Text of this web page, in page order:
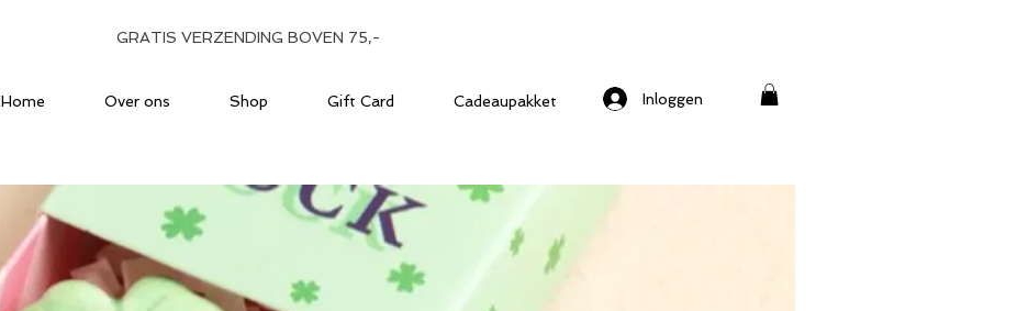
GRATIS VERZENDING BOVEN 75,-
Home Over ons Shop Gift Card Cadeaupakket Inloggen